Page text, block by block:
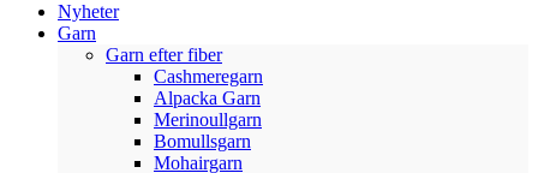
Nyheter
Garn
Garn efter fiber
Cashmeregarn
Alpacka Garn
Merinoullgarn
Bomullsgarn
Mohairgarn